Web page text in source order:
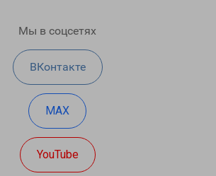
Мы в соцсетях
ВКонтакте
MAX
YouTube